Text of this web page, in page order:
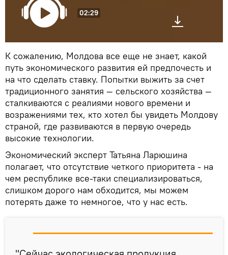
02:29
К сожалению, Молдова все еще не знает, какой
путь экономического развития ей предпочесть и
на что сделать ставку. Попытки выжить за счет
традиционного занятия — сельского хозяйства —
сталкиваются с реалиями нового времени и
возражениями тех, кто хотел бы увидеть Молдову
страной, где развиваются в первую очередь
высокие технологии.
Экономический эксперт Татьяна Ларюшина
полагает, что отсутствие четкого приоритета - на
чем республике все-таки специализироваться,
слишком дорого нам обходится, мы можем
потерять даже то немногое, что у нас есть.